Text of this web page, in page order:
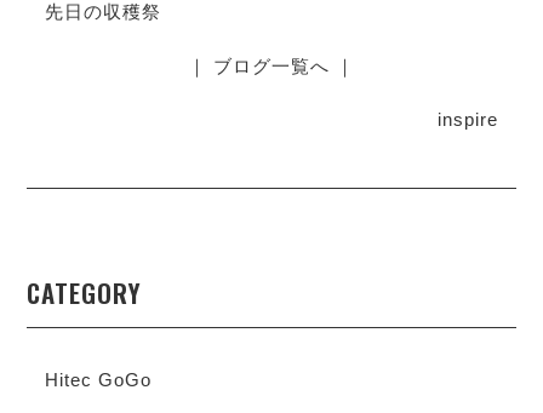
先日の収穫祭
｜ ブログ一覧へ ｜
inspire
CATEGORY
Hitec GoGo